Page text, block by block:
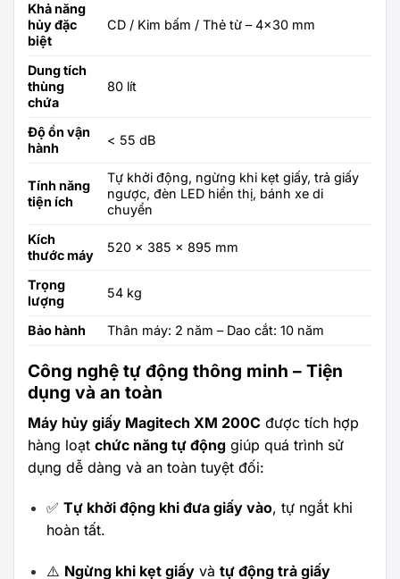
Khả năng
hủy đặc
biệt
CD / Kim bấm / Thẻ từ – 4×30 mm
Dung tích
thùng
chứa
80 lít
Độ ồn vận
hành
< 55 dB
Tính năng
tiện ích
Tự khởi động, ngừng khi kẹt giấy, trả giấy
ngược, đèn LED hiển thị, bánh xe di
chuyển
Kích
thước máy
520 x 385 x 895 mm
Trọng
lượng
54 kg
Bảo hành Thân máy: 2 năm – Dao cắt: 10 năm
Công nghệ tự động thông minh – Tiện
dụng và an toàn
Máy hủy giấy Magitech XM 200C được tích hợp
hàng loạt chức năng tự động giúp quá trình sử
dụng dễ dàng và an toàn tuyệt đối:
✅ Tự khởi động khi đưa giấy vào, tự ngắt khi
hoàn tất.
⚠️ Ngừng khi kẹt giấyvà tự động trả giấy